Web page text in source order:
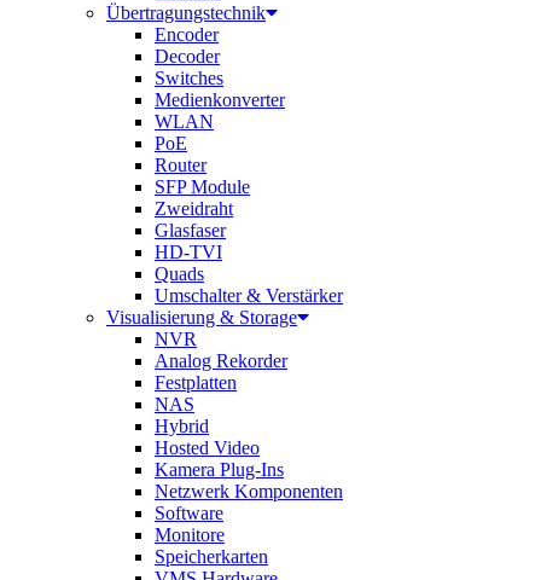
Übertragungstechnik
Encoder
Decoder
Switches
Medienkonverter
WLAN
PoE
Router
SFP Module
Zweidraht
Glasfaser
HD-TVI
Quads
Umschalter & Verstärker
Visualisierung & Storage
NVR
Analog Rekorder
Festplatten
NAS
Hybrid
Hosted Video
Kamera Plug-Ins
Netzwerk Komponenten
Software
Monitore
Speicherkarten